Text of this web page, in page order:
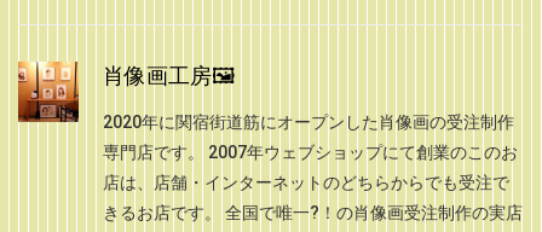
肖像画工房🖼
2020年に関宿街道筋にオープンした肖像画の受注制作
専門店です。 2007年ウェブショップにて創業のこのお
店は、店舗・インターネットのどちらからでも受注で
きるお店です。 全国で唯一?！の肖像画受注制作の実店